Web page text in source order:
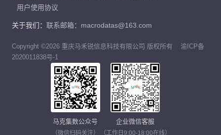
用户使用协议
关于我们： 联系邮箱：macrodatas@163.com
Copyright ©2026 重庆马禾锐信息科技有限公司 版权所有
渝ICP备
2020011838号-1
马克集数公众号
（微信扫码关注）
企业微信客服
（工作日9:00-18:00在线）